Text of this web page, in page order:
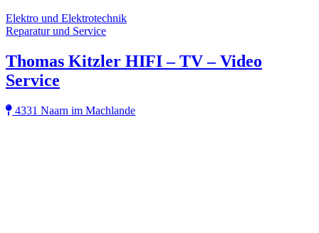
Elektro und Elektrotechnik
Reparatur und Service
Thomas Kitzler HIFI – TV – Video
Service
4331 Naarn im Machlande